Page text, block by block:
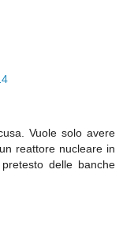
Vuole solo avere
reattore nucleare in
delle banche